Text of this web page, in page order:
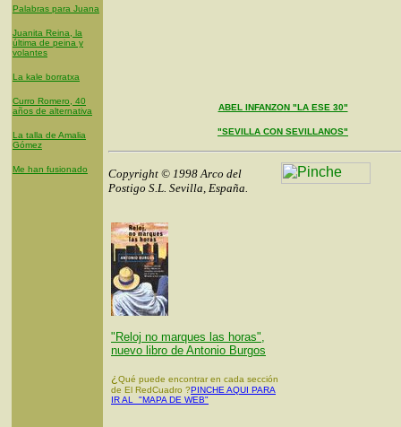
Palabras para Juana
Juanita Reina, la
última de peina y
volantes
La kale borratxa
Curro Romero, 40
años de alternativa
La talla de Amalia
Gómez
Me han fusionado
ABEL INFANZON "LA ESE 30"
"SEVILLA CON SEVILLANOS"
Copyright © 1998 Arco del
Postigo S.L. Sevilla, España.
"Reloj no marques las horas",
nuevo libro de Antonio Burgos
¿ Qué puede encontrar en cada sección
de El RedCuadro ?PINCHE AQUI PARA
IR AL "MAPA DE WEB"